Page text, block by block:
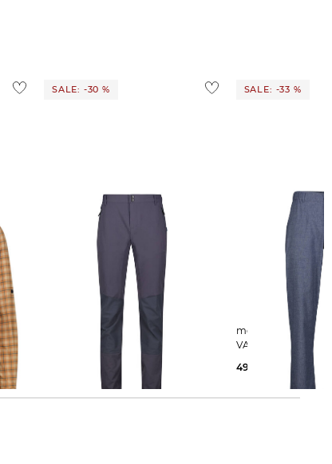
SALE: -30 %
99,95 €
SALE: -33 %
meru | Herren Wanderhose
VALENCE
49,99 €
74,95 €